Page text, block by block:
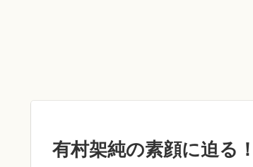
有村架純の素顔に迫る